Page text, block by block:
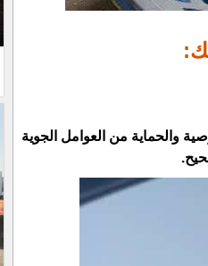
والحماية من العوامل الجوية